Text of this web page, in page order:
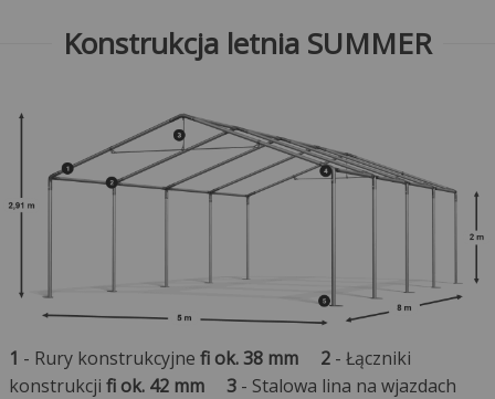
Konstrukcja letnia SUMMER
1 - Rury konstrukcyjne fi ok. 38 mm 2- Łączniki
konstrukcji fi ok. 42 mm 3- Stalowa lina na wjazdach